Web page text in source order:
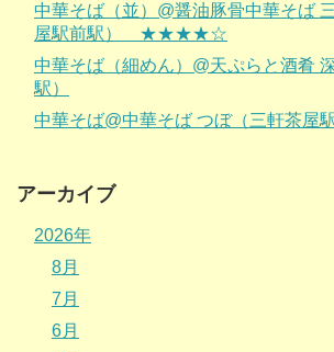
中華そば（並）@醤油豚骨中華そば
屋駅前駅） ★★★★☆
中華そば（細めん）@天ぷらと酒肴
駅）
中華そば@中華そば つぼ（三軒
アーカイブ
2026年
8月
7月
6月